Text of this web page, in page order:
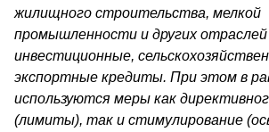
жилищного строительства, мелкой
промышленности и других отраслей
инвестиционные,
экспортные кредиты. При этом в
используются меры как
(лимиты), так и стимулирование